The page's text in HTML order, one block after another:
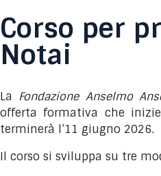
Corso per
Notai
La Fondazione Anselmo
offerta formativa che
terminerà l’11 giugno 2026.
Il corso si sviluppa su tre